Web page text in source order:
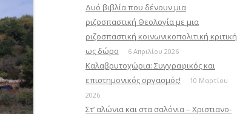
Δυό βιβλία που δένουν μια
ριζοσπαστική Θεολογία με μια
ριζοσπαστική κοινωνικοπολιτική κριτική
ως δώρο
6 Απριλίου 2026
Καλαβρυτοχώρια: Συγγραφικός και
επιστημονικός οργασμός!
10 Μαρτίου
2026
Στ’ αλώνια και στα σαλόνια – Χριστιανο-